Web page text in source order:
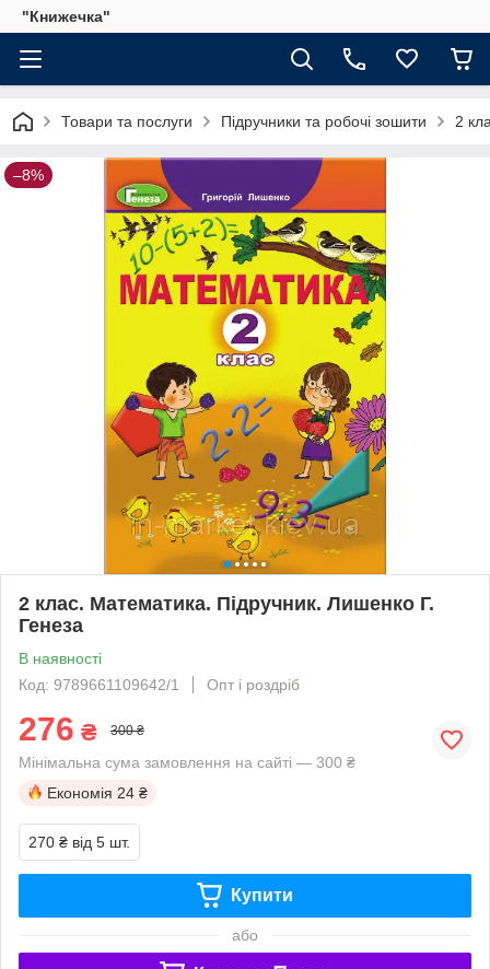
"Книжечка"
Товари та послуги Підручники та робочі зошити 2
–8%
2 клас. Математика. Підручник. Лишенко Г.
Генеза
В наявності
Код: 9789661109642/1
Опт і роздріб
276 ₴ 300 ₴
Мінімальна сума замовлення на сайті — 300 ₴
Економія 24 ₴
270 ₴ від 5 шт.
Купити
або